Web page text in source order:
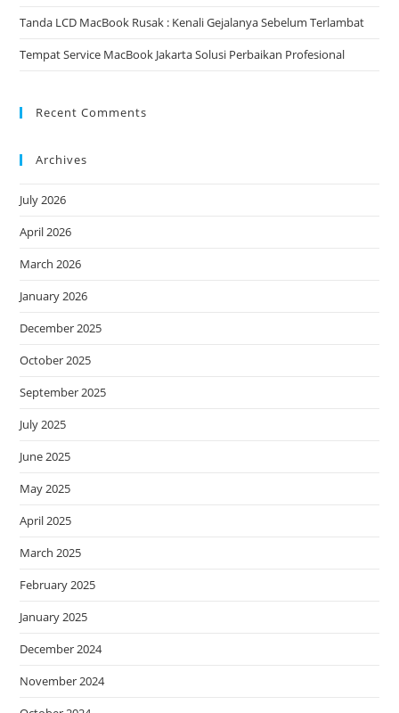
Tanda LCD MacBook Rusak : Kenali Gejalanya Sebelum Terlambat
Tempat Service MacBook Jakarta Solusi Perbaikan Profesional
Recent Comments
Archives
July 2026
April 2026
March 2026
January 2026
December 2025
October 2025
September 2025
July 2025
June 2025
May 2025
April 2025
March 2025
February 2025
January 2025
December 2024
November 2024